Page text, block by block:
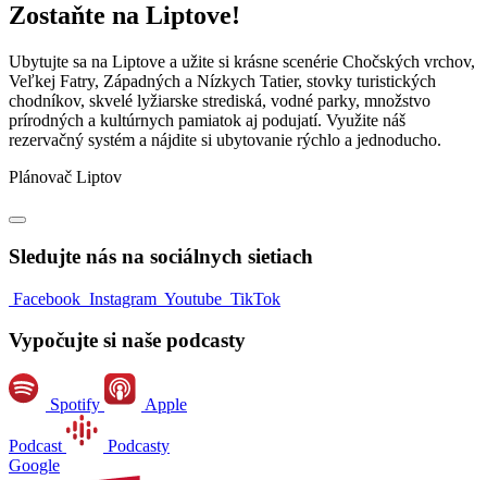
Zostaňte na Liptove!
Ubytujte sa na Liptove a užite si krásne scenérie Chočských vrchov,
Veľkej Fatry, Západných a Nízkych Tatier, stovky turistických
chodníkov, skvelé lyžiarske strediská, vodné parky, množstvo
prírodných a kultúrnych pamiatok aj podujatí. Využite náš
rezervačný systém a nájdite si ubytovanie rýchlo a jednoducho.
Plánovač Liptov
Sledujte nás na sociálnych sietiach
Facebook Instagram Youtube TikTok
Vypočujte si naše podcasty
Spotify Apple
Podcast
Podcasty
Google